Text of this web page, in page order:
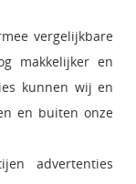
vergelijkbare
makkelijker en
kunnen wij en
en buiten onze
advertenties